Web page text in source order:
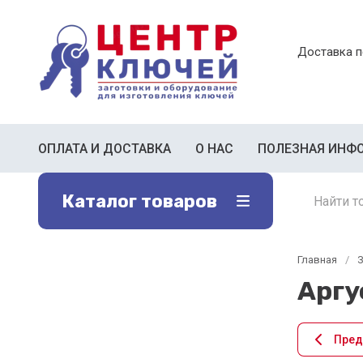
Доставка
ОПЛАТА И ДОСТАВКА О НАС ПОЛЕЗНАЯ
Каталог товаров
Главная /